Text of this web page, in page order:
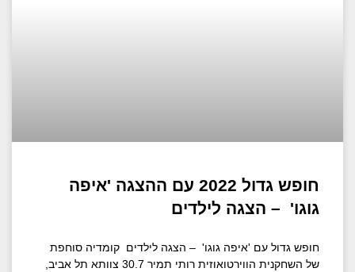
חופש גדול 2022 עם ההצגה 'איפה
גוגו' – הצגה לילדים
חופש גדול עם 'איפה גוגו' – הצגה לילדים קומדיה סוחפת
של השחקנית הווירטואוזית רותי תמיר 30.7 צוותא תל אביב,